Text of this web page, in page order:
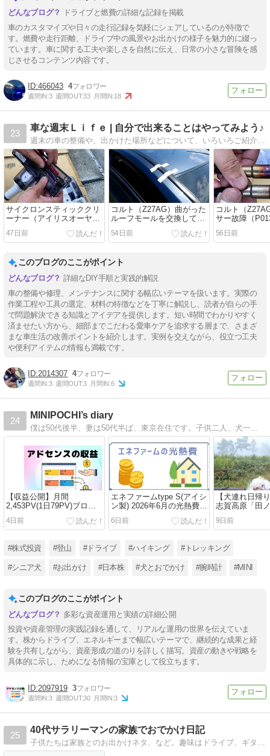
ドライブと燃費の詳細な記録を掲載
車のカスタマイズや日々の走行記録を気軽にシェアしているのが特徴で
す。燃費や走行距離、ドライブ中の風景やお出かけの様子を魅力的に綴っ
ています。車に関する工夫や楽しさを自然に伝え、日常の小さな冒険を感
じさせるコンテンツ内容です。
466043 4
週間IN:3 週間OUT:33 月間IN:18
23
車な週末Ｌｉｆｅ | 自分で出来ることはやってみよう♪
週末の車の整備や、出かけた場所などについて、いろいろご紹介していきたいと思います。
サイクロンスティッククリ
ーナー（アイリスオーヤマ
SCD-120P-W）を修理して
みた
47日前
コルト（Z27AG）曲がった
ルーフモールを交換してみ
54日前
コルト（
サー故障（
P0135）でセ
てみた
56日前
このブログのここがポイント
詳細なDIY手順と実践的解説
車の整備や修理、メンテナンスに関する幅広いテーマを扱います。実際の
作業工程や工具の選定、材料の特徴などを丁寧に解説し、読者が自らの手
で問題解決できる知識とアイデアを提供します。短い時間でわかりやすく
済ませたい方から、細部までこだわる愛車ケアを追求する層まで、さまざ
まな車生活の改善ポイントを紹介します。実例を交えながら、役立つ工夫
や便利アイテムの情報も満載です。
2014307 4
週間IN:3 週間OUT:3 月間IN:6
24
MINIPOCHI’s diary
僕は50代後半、妻は50代半ば、東京在住です。子供二人、犬一匹(ポチ)、車は2002年式BMWミニです。ドライブ、株式投資、ペット、オーディオ、音楽、時計等、雑記ブログです。
【収益公開】月間
2,453PV(1日79PV)ブログ
のGoogleアドセンス収益
【2026年7月】
4日前
エネファームtype S(アイシ
ン製) 2026年6月の光熱費削
減効果【+2,447円】
6日前
【犬連れ日帰
志賀高原「田
「笠ヶ岳
歳の誕生日
9日前
#株式投資 #登山 #ドライブ #ハイキング #トレッキング
#シニア犬 #お出かけ #日本株 #犬とおでかけ #腕時計 #MINI
このブログのここがポイント
多彩な資産運用と実績の詳細公開
投資や資産管理の実践記録を通して、リアルな運用の世界を伝えていま
す。株からドライブ、エネルギーまで幅広いテーマで、継続的な成果と経
験を共有しながら、資産形成の道のりを詳しく描写。資産の動きや戦略を
具体的に示し、ためになる情報の宝庫として役立ちます。
2097919 3
週間IN:3 週間OUT:30 月間IN:3
25
40代サラリーマンの家族でおでかけ日記